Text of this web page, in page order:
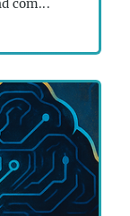
com...